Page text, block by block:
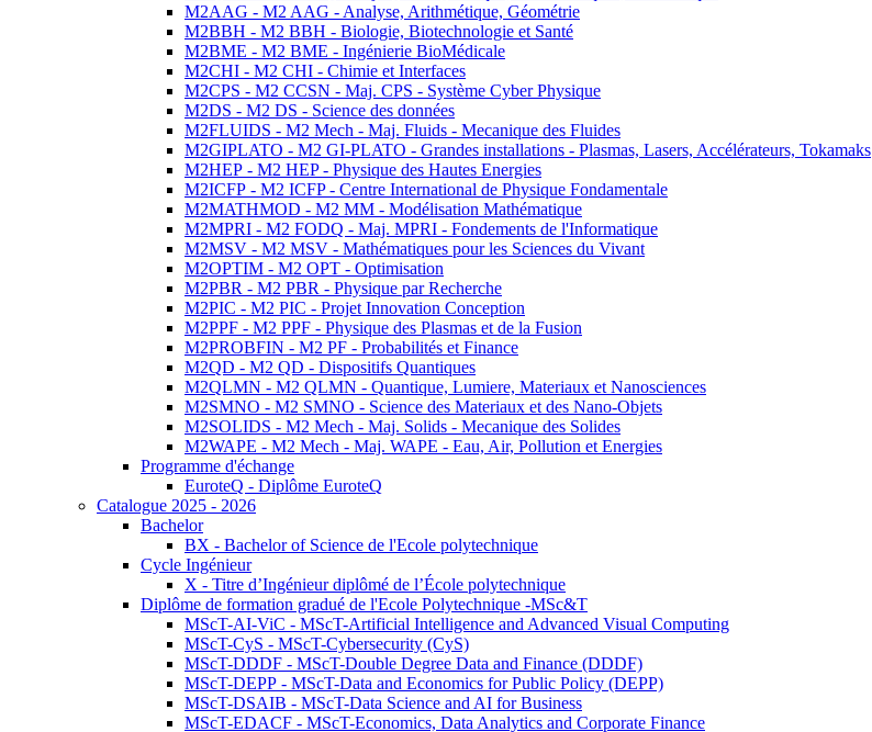
M2AAG - M2 AAG - Analyse, Arithmétique, Géométrie
M2BBH - M2 BBH - Biologie, Biotechnologie et Santé
M2BME - M2 BME - Ingénierie BioMédicale
M2CHI - M2 CHI - Chimie et Interfaces
M2CPS - M2 CCSN - Maj. CPS - Système Cyber Physique
M2DS - M2 DS - Science des données
M2FLUIDS - M2 Mech - Maj. Fluids - Mecanique des Fluides
M2GIPLATO - M2 GI-PLATO - Grandes installations - Plasmas, Lasers, Accélérateurs, Tokamaks
M2HEP - M2 HEP - Physique des Hautes Energies
M2ICFP - M2 ICFP - Centre International de Physique Fondamentale
M2MATHMOD - M2 MM - Modélisation Mathématique
M2MPRI - M2 FODQ - Maj. MPRI - Fondements de l'Informatique
M2MSV - M2 MSV - Mathématiques pour les Sciences du Vivant
M2OPTIM - M2 OPT - Optimisation
M2PBR - M2 PBR - Physique par Recherche
M2PIC - M2 PIC - Projet Innovation Conception
M2PPF - M2 PPF - Physique des Plasmas et de la Fusion
M2PROBFIN - M2 PF - Probabilités et Finance
M2QD - M2 QD - Dispositifs Quantiques
M2QLMN - M2 QLMN - Quantique, Lumiere, Materiaux et Nanosciences
M2SMNO - M2 SMNO - Science des Materiaux et des Nano-Objets
M2SOLIDS - M2 Mech - Maj. Solids - Mecanique des Solides
M2WAPE - M2 Mech - Maj. WAPE - Eau, Air, Pollution et Energies
Programme d'échange
EuroteQ - Diplôme EuroteQ
Catalogue 2025 - 2026
Bachelor
BX - Bachelor of Science de l'Ecole polytechnique
Cycle Ingénieur
X - Titre d’Ingénieur diplômé de l’École polytechnique
Diplôme de formation gradué de l'Ecole Polytechnique -MSc&T
MScT-AI-ViC - MScT-Artificial Intelligence and Advanced Visual Computing
MScT-CyS - MScT-Cybersecurity (CyS)
MScT-DDDF - MScT-Double Degree Data and Finance (DDDF)
MScT-DEPP - MScT-Data and Economics for Public Policy (DEPP)
MScT-DSAIB - MScT-Data Science and AI for Business
MScT-EDACF - MScT-Economics, Data Analytics and Corporate Finance